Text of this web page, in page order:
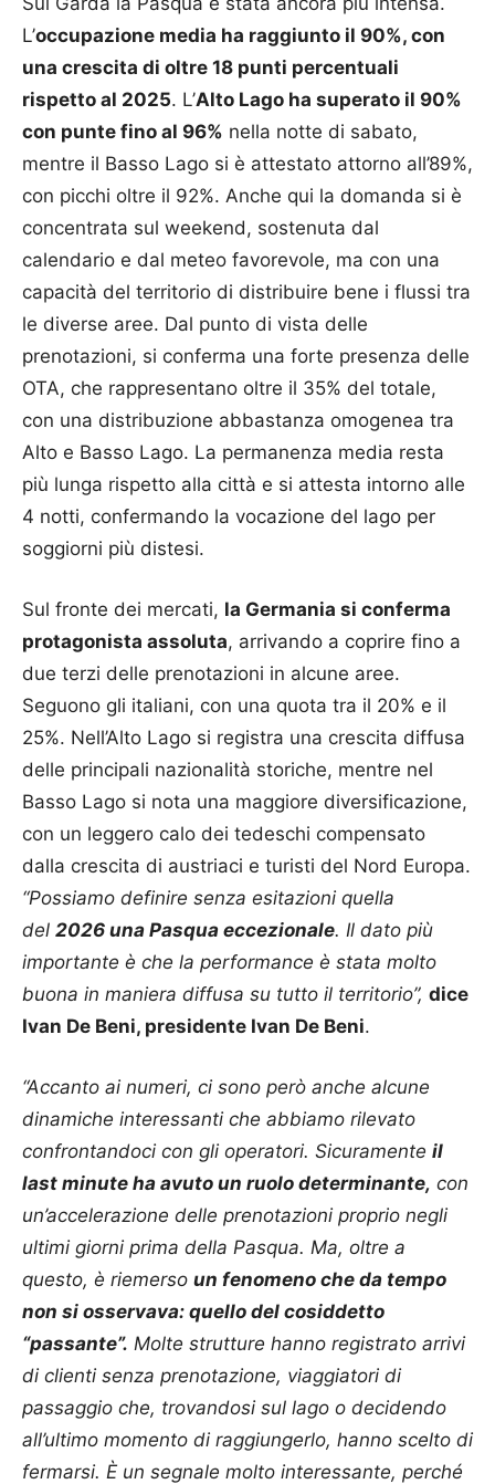
L’occupazione media ha raggiunto il 90%, con
una crescita di oltre 18 punti percentuali
rispetto al 2025. L’Alto Lago ha superato il 90%
con punte fino al 96% nella notte di sabato,
mentre il Basso Lago si è attestato attorno all’89%,
con picchi oltre il 92%. Anche qui la domanda si è
concentrata sul weekend, sostenuta dal
calendario e dal meteo favorevole, ma con una
capacità del territorio di distribuire bene i flussi tra
le diverse aree. Dal punto di vista delle
prenotazioni, si conferma una forte presenza delle
OTA, che rappresentano oltre il 35% del totale,
con una distribuzione abbastanza omogenea tra
Alto e Basso Lago. La permanenza media resta
più lunga rispetto alla città e si attesta intorno alle
4 notti, confermando la vocazione del lago per
soggiorni più distesi.
Sul fronte dei mercati, la Germania si conferma
protagonista assoluta, arrivando a coprire fino a
due terzi delle prenotazioni in alcune aree.
Seguono gli italiani, con una quota tra il 20% e il
25%. Nell’Alto Lago si registra una crescita diffusa
delle principali nazionalità storiche, mentre nel
Basso Lago si nota una maggiore diversificazione,
con un leggero calo dei tedeschi compensato
dalla crescita di austriaci e turisti del Nord Europa.
“Possiamo definire senza esitazioni quella
del 2026 una Pasqua eccezionale. Il dato più
importante è che la performance è stata molto
buona in maniera diffusa su tutto il territorio”, dice
Ivan De Beni, presidente Ivan De Beni.
“Accanto ai numeri, ci sono però anche alcune
dinamiche interessanti che abbiamo rilevato
confrontandoci con gli operatori. Sicuramente il
last minute ha avuto un ruolo determinante, con
un’accelerazione delle prenotazioni proprio negli
ultimi giorni prima della Pasqua. Ma, oltre a
questo, è riemerso un fenomeno che da tempo
non si osservava: quello del cosiddetto
“passante”. Molte strutture hanno registrato arrivi
di clienti senza prenotazione, viaggiatori di
passaggio che, trovandosi sul lago o decidendo
all’ultimo momento di raggiungerlo, hanno scelto di
fermarsi. È un segnale molto interessante, perché